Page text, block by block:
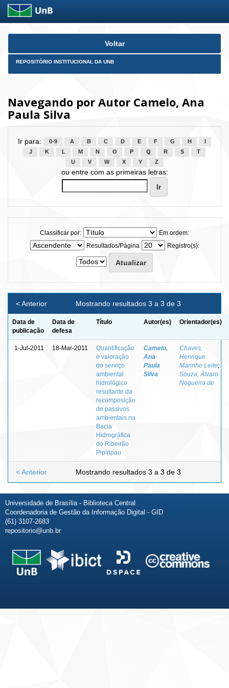
Skip
Voltar
REPOSITÓRIO INSTITUCIONAL DA UNB
Navegando por Autor Camelo, Ana
Paula Silva
Ir para: 0-9 A B C D E F G H
J
K L M N O P Q R S
T
U
V W X Y Z
ou entre com as primeiras letras:
Classificar por:
Em ordem:
Resultados/Página
Registro(s):
Mostrando resultados 3 a 3 de 3
< Anterior
Data de
publicação
Data de
defesa
Título Autor(es) Orientador(es)
1-Jul-2011 18-Mar-2011
Quantificação
e valoração
do serviço
ambiental
hidrológico
resultante da
recomposição
de passivos
ambientais na
Bacia
Hidrográfica
do Ribeirão
Pipiripau
Camelo,
Ana
Paula
Silva
Chaves,
Henrique
Marinho Leite;
Souza, Álvaro
Nogueira de
Mostrando resultados 3 a 3 de 3
< Anterior
Universidade de Brasília - Biblioteca Central
Coordenadoria de Gestão da Informação Digital - GID
(61) 3107-2683
repositorio@unb.br